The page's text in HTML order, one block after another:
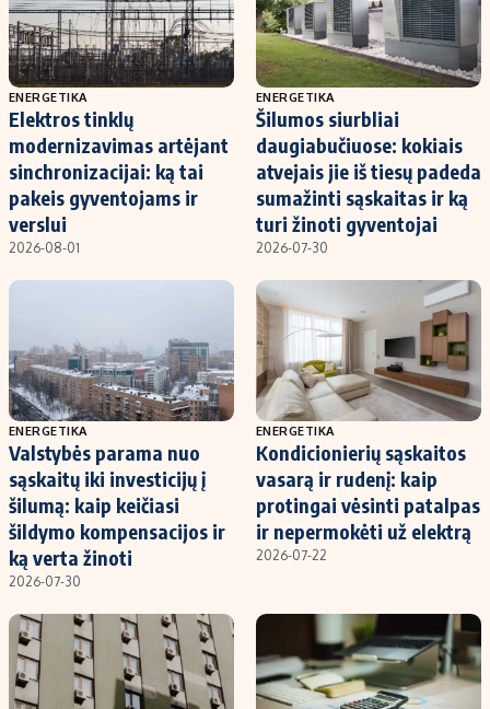
ENERGETIKA
Elektros tinklų
modernizavimas artėjant
sinchronizacijai: ką tai
pakeis gyventojams ir
verslui
2026-08-01
ENERGETIKA
Šilumos siurbliai
daugiabučiuose: kokiais
atvejais jie iš tiesų padeda
sumažinti sąskaitas ir ką
turi žinoti gyventojai
2026-07-30
ENERGETIKA
Valstybės parama nuo
sąskaitų iki investicijų į
šilumą: kaip keičiasi
šildymo kompensacijos ir
ką verta žinoti
2026-07-30
ENERGETIKA
Kondicionierių sąskaitos
vasarą ir rudenį: kaip
protingai vėsinti patalpas
ir nepermokėti už elektrą
2026-07-22